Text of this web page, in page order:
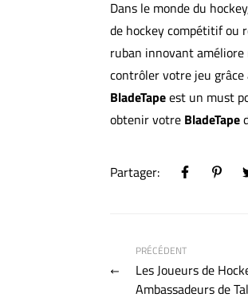
Dans le monde du
de hockey compétitif ou
ruban innovant
contrôler votre jeu
BladeTapeest un must
obtenir votre BladeTape
Partager:
PRÉCÉDENT
Les Joueurs de
Ambassadeurs de